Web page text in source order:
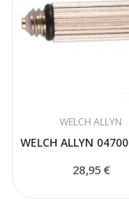
WELCH ALLYN
28,95 €